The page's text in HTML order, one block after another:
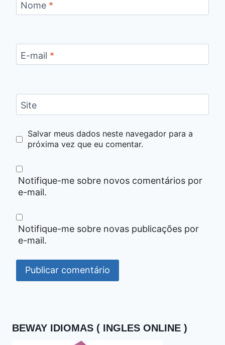
Nome *
E-mail *
Site
Salvar meus dados neste navegador para a
próxima vez que eu comentar.
Notifique-me sobre novos comentários por
e-mail.
Notifique-me sobre novas publicações por
e-mail.
BEWAY IDIOMAS ( INGLES ONLINE )